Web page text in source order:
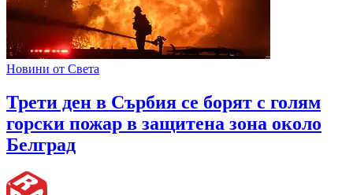
Новини от Света
Трети ден в Сърбия се борят с голям
горски пожар в защитена зона около
Белград